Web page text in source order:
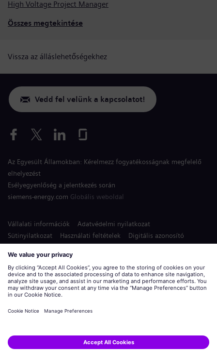
High Voltage Project Manager
Összes megtekintése
Vissza az álláslehetőségekhez
Vedd fel velünk a kapcsolatot!
Az Egyesült Államokban: Kérelmezz fogyatékosságnak megfelelő
elhelyezést
Esélyegyenlőség a jelentkezés során
siemens-energy.com Globális weboldal
Vállalati információk
Adatvédelmi nyilatkozat
Sütinyilatkozat
Használati feltételek Digitális azonosító
Siemens Energy a Siemens AG bejegyzett védjegye.
© Siemens Energy, 2020 - 2026